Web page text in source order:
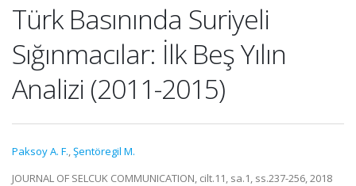
Türk Basınında Suriyeli
Sığınmacılar: İlk Beş Yılın
Analizi (2011-2015)
Paksoy A. F.,Şentöregil M.
JOURNAL OF SELCUK COMMUNICATION, cilt.11, sa.1, ss.237-256, 2018